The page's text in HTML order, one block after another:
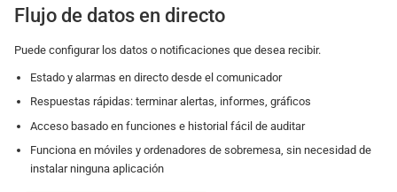
Flujo de datos en directo
Puede configurar los datos o notificaciones que desea recibir.
Estado y alarmas en directo desde el comunicador
Respuestas rápidas: terminar alertas, informes, gráficos
Acceso basado en funciones e historial fácil de auditar
Funciona en móviles y ordenadores de sobremesa, sin necesidad de
instalar ninguna aplicación